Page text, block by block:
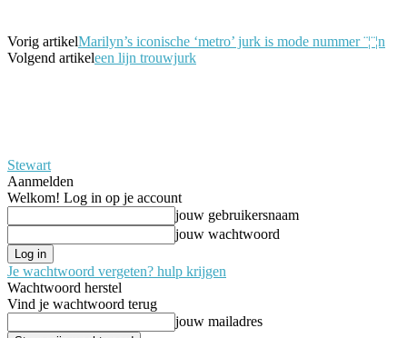
Vorig artikelMarilyn’s iconische ‘metro’ jurk is mode nummer ¨¦¨¦n
Volgend artikeleen lijn trouwjurk
Stewart
Aanmelden
Welkom! Log in op je account
jouw gebruikersnaam
jouw wachtwoord
Je wachtwoord vergeten? hulp krijgen
Wachtwoord herstel
Vind je wachtwoord terug
jouw mailadres